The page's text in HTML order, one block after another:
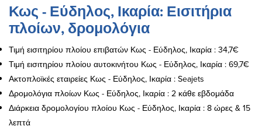
Κως - Εύδηλος, Ικαρία: Εισιτήρια
πλοίων, δρομολόγια
Τιμή εισιτηρίου πλοίου επιβατών Κως - Εύδηλος, Ικαρία : 34,7€
Τιμή εισιτηρίου πλοίου αυτοκινήτου Κως - Εύδηλος, Ικαρία : 69,7€
Ακτοπλοϊκές εταιρείες Κως - Εύδηλος, Ικαρία : Seajets
Δρομολόγια πλοίων Κως - Εύδηλος, Ικαρία : 2 κάθε εβδομάδα
Διάρκεια δρομολογίου πλοίου Κως - Εύδηλος, Ικαρία : 8 ώρες & 15
λεπτά